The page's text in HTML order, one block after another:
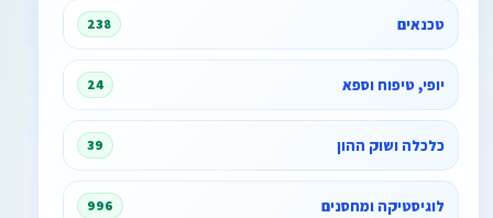
טכנאים 238
יופי, טיפוח וספא 24
כלכלה ושוק ההון 39
לוגיסטיקה ומחסנים 996